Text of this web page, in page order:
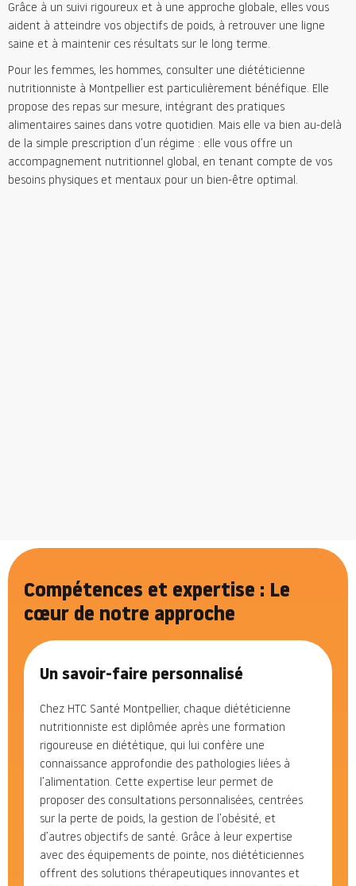
Grâce à un suivi rigoureux et à une approche globale, elles vous
aident à atteindre vos objectifs de poids, à retrouver une ligne
saine et à maintenir ces résultats sur le long terme.
Pour les femmes, les hommes, consulter une diététicienne
nutritionniste à Montpellier est particulièrement bénéfique. Elle
propose des repas sur mesure, intégrant des pratiques
alimentaires saines dans votre quotidien. Mais elle va bien au-delà
de la simple prescription d’un régime : elle vous offre un
accompagnement nutritionnel global, en tenant compte de vos
besoins physiques et mentaux pour un bien-être optimal.
Compétences et expertise : Le
cœur de notre approche
Un savoir-faire personnalisé
Chez HTC Santé Montpellier, chaque diététicienne
nutritionniste est diplômée après une formation
rigoureuse en diététique, qui lui confère une
connaissance approfondie des pathologies liées à
l’alimentation. Cette expertise leur permet de
proposer des consultations personnalisées, centrées
sur la perte de poids, la gestion de l’obésité, et
d’autres objectifs de santé. Grâce à leur expertise
avec des équipements de pointe, nos diététiciennes
offrent des solutions thérapeutiques innovantes et